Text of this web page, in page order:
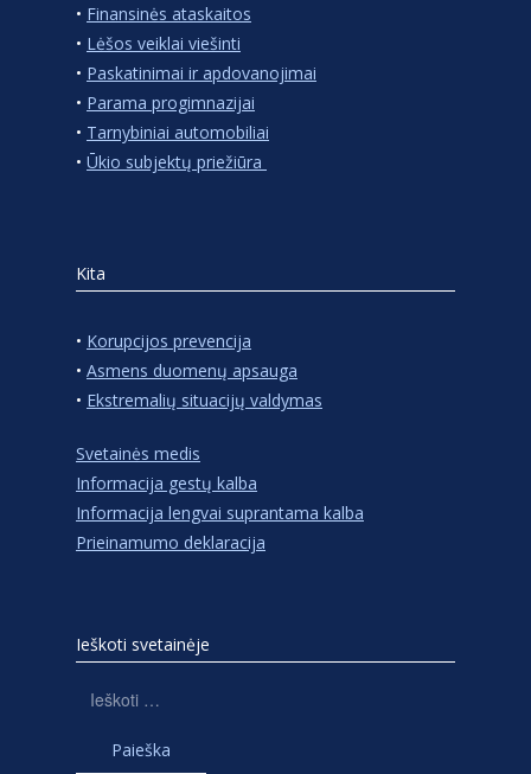
• Finansinės ataskaitos
• Lėšos veiklai viešinti
• Paskatinimai ir apdovanojimai
• Parama progimnazijai
• Tarnybiniai automobiliai
• Ūkio subjektų priežiūra
Kita
• Korupcijos prevencija
• Asmens duomenų apsauga
• Ekstremalių situacijų valdymas
Svetainės medis
Informacija gestų kalba
Informacija lengvai suprantama kalba
Prieinamumo deklaracija
Ieškoti svetainėje